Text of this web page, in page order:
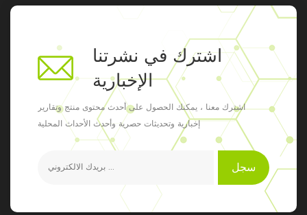
اشترك في نشرتنا
الإخبارية
اشترك معنا ، يمكنك الحصول على أحدث محتوى منتج وتقارير
إخبارية وتحديثات حصرية وأحدث الأحداث المحلية
سجل